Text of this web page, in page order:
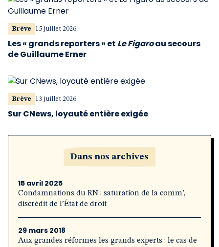
Brève 15 juillet 2026
Les « grands reporters » et Le Figaroau secours
de Guillaume Erner
Brève 13 juillet 2026
Sur CNews, loyauté entière exigée
Dans nos archives
15 avril 2025
Condamnations du RN : saturation de la comm’,
discrédit de l’État de droit
29 mars 2018
Aux grandes réformes les grands experts : le cas de